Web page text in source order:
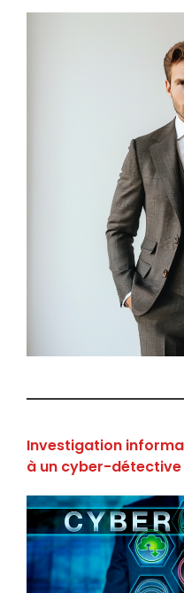
Investigation
à un cyber-détective